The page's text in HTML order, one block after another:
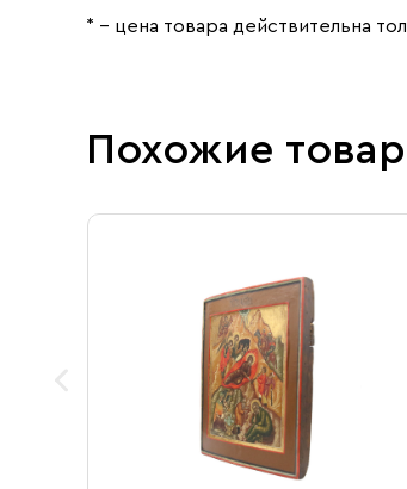
* – цена товара действительна
Похожие